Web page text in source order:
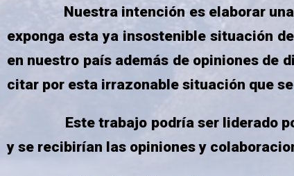
Nuestra intención es elaborar una
exponga esta ya insostenible situación
en nuestro país además de opiniones de
citar por esta irrazonable situación que
Este trabajo podría ser liderado por
y se recibirían las opiniones y